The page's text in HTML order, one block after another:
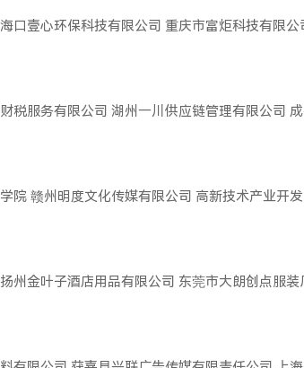
海口壹心环保科技有限公司 重庆市富炬科技有限公
财税服务有限公司 湖州一川供应链管理有限公司
学院 赣州明度文化传媒有限公司 高新技术产业开
扬州金叶子酒店用品有限公司 东莞市大朗创点服装